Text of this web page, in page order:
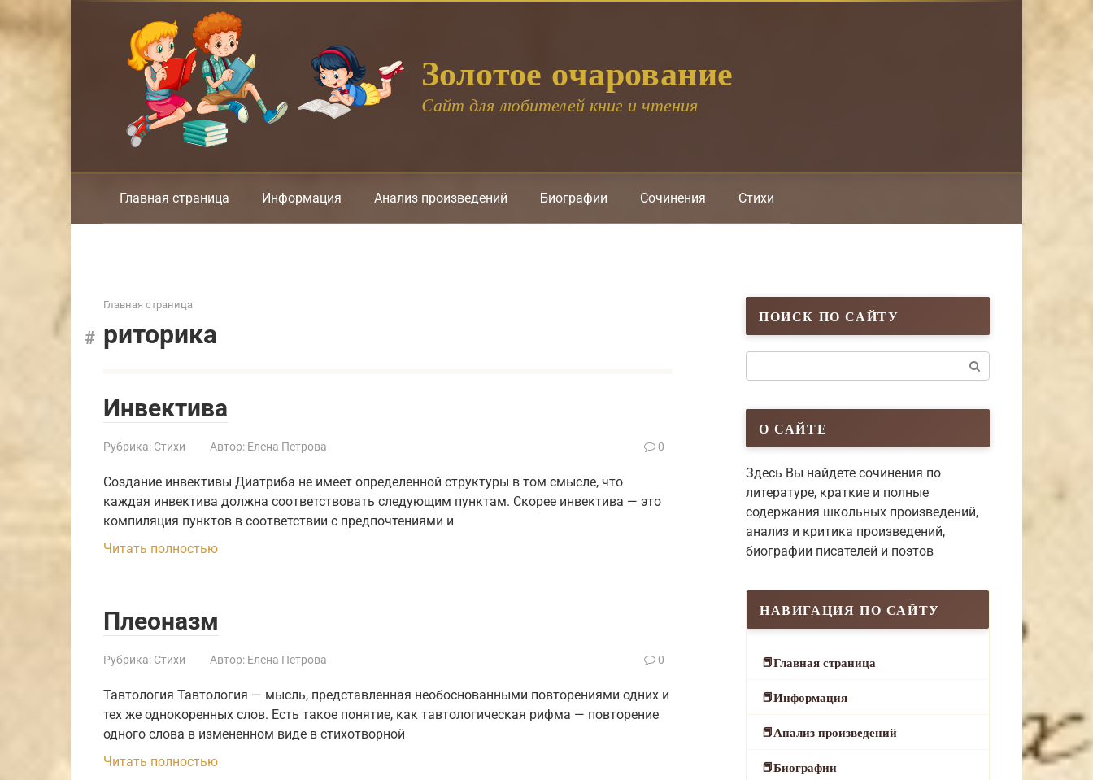
к
Золотое очарование
Cайт для любителей книг и чтения
Главная страница Информация Анализ произведений Биографии Сочинения Стихи
Главная страница
риторика
Инвектива
Рубрика: Стихи Автор: Елена Петрова 0
Создание инвективы Диатриба не имеет определенной структуры в том смысле, что
каждая инвектива должна соответствовать следующим пунктам. Скорее инвектива — это
компиляция пунктов в соответствии с предпочтениями и
Читать полностью
Плеоназм
Рубрика: Стихи Автор: Елена Петрова 0
Тавтология Тавтология — мысль, представленная необоснованными повторениями одних и
тех же однокоренных слов. Есть такое понятие, как тавтологическая рифма — повторение
одного слова в измененном виде в стихотворной
Читать полностью
ПОИСК ПО САЙТУ
О САЙТЕ
Здесь Вы найдете сочинения по
литературе, краткие и полные
содержания школьных произведений,
анализ и критика произведений,
биографии писателей и поэтов
НАВИГАЦИЯ ПО САЙТУ
Главная страница
Информация
Анализ произведений
Биографии